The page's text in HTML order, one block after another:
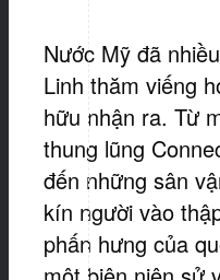
Nước Mỹ đã
Linh thăm viếng
hữu nhận ra. Từ
thung lũng
đến những sân
kín người vào
phấn hưng của